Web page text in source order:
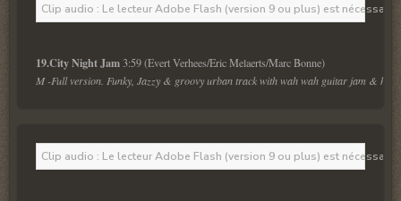
Clip audio : Le lecteur Adobe Flash (version 9 ou plus) est
19.City Night Jam
3:59 (Evert Verhees/Eric Melaerts/Marc Bonne)
M -Full version. Funky, Jazzy & groovy urban track with wah wah guitar jam &
Clip audio : Le lecteur Adobe Flash (version 9 ou plus) est